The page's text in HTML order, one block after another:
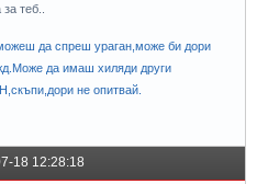
теб..
да спреш ураган,може би дори
да имаш хиляди други
не опитвай.
18 12:28:18